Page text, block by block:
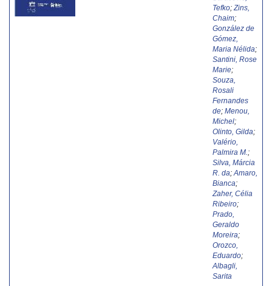
Tefko; Zins,
Chaim;
González de
Gómez,
Maria Nélida;
Santini, Rose
Marie;
Souza,
Rosali
Fernandes
de; Menou,
Michel;
Olinto, Gilda;
Valério,
Palmira M. ;
Silva, Márcia
R. da; Amaro,
Bianca;
Zaher, Célia
Ribeiro;
Prado,
Geraldo
Moreira;
Orozco,
Eduardo;
Albagli,
Sarita